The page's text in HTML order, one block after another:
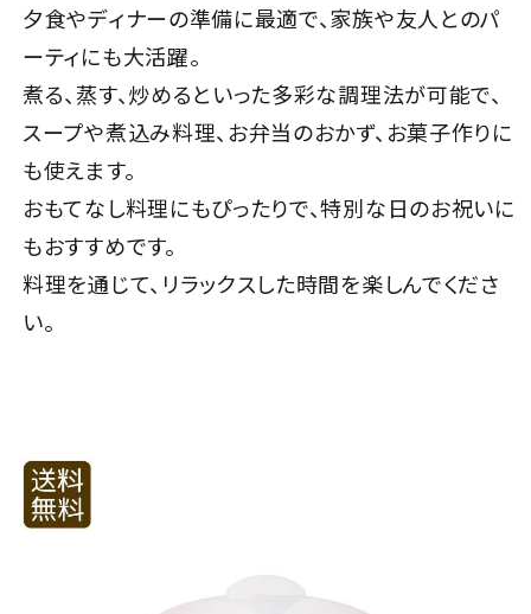
夕食やディナーの準備に最適で、家族や友人とのパ
ーティにも大活躍。
煮る、蒸す、炒めるといった多彩な調理法が可能で、
スープや煮込み料理、お弁当のおかず、お菓子作りに
も使えます。
おもてなし料理にもぴったりで、特別な日のお祝いに
もおすすめです。
料理を通じて、リラックスした時間を楽しんでくださ
い。